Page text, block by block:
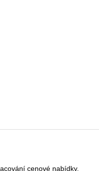
cenové nabídky,